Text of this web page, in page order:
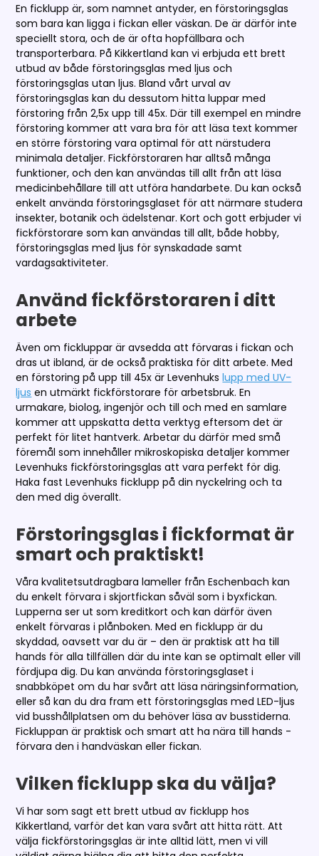
En ficklupp är, som namnet antyder, en förstoringsglas
som bara kan ligga i fickan eller väskan. De är därför inte
speciellt stora, och de är ofta hopfällbara och
transporterbara. På Kikkertland kan vi erbjuda ett brett
utbud av både förstoringsglas med ljus och
förstoringsglas utan ljus. Bland vårt urval av
förstoringsglas kan du dessutom hitta luppar med
förstoring från 2,5x upp till 45x. Där till exempel en mindre
förstoring kommer att vara bra för att läsa text kommer
en större förstoring vara optimal för att närstudera
minimala detaljer. Fickförstoraren har alltså många
funktioner, och den kan användas till allt från att läsa
medicinbehållare till att utföra handarbete. Du kan också
enkelt använda förstoringsglaset för att närmare studera
insekter, botanik och ädelstenar. Kort och gott erbjuder vi
fickförstorare som kan användas till allt, både hobby,
förstoringsglas med ljus för synskadade samt
vardagsaktiviteter.
Använd fickförstoraren i ditt
arbete
Även om fickluppar är avsedda att förvaras i fickan och
dras ut ibland, är de också praktiska för ditt arbete. Med
en förstoring på upp till 45x är Levenhukslupp med UV-
ljus en utmärkt fickförstorare för arbetsbruk. En
urmakare, biolog, ingenjör och till och med en samlare
kommer att uppskatta detta verktyg eftersom det är
perfekt för litet hantverk. Arbetar du därför med små
föremål som innehåller mikroskopiska detaljer kommer
Levenhuks fickförstoringsglas att vara perfekt för dig.
Haka fast Levenhuks ficklupp på din nyckelring och ta
den med dig överallt.
Förstoringsglas i fickformat är
smart och praktiskt!
Våra kvalitetsutdragbara lameller från Eschenbach kan
du enkelt förvara i skjortfickan såväl som i byxfickan.
Lupperna ser ut som kreditkort och kan därför även
enkelt förvaras i plånboken. Med en ficklupp är du
skyddad, oavsett var du är – den är praktisk att ha till
hands för alla tillfällen där du inte kan se optimalt eller vill
fördjupa dig. Du kan använda förstoringsglaset i
snabbköpet om du har svårt att läsa näringsinformation,
eller så kan du dra fram ett förstoringsglas med LED-ljus
vid busshållplatsen om du behöver läsa av busstiderna.
Fickluppan är praktisk och smart att ha nära till hands -
förvara den i handväskan eller fickan.
Vilken ficklupp ska du välja?
Vi har som sagt ett brett utbud av ficklupp hos
Kikkertland, varför det kan vara svårt att hitta rätt. Att
välja fickförstoringsglas är inte alltid lätt, men vi vill